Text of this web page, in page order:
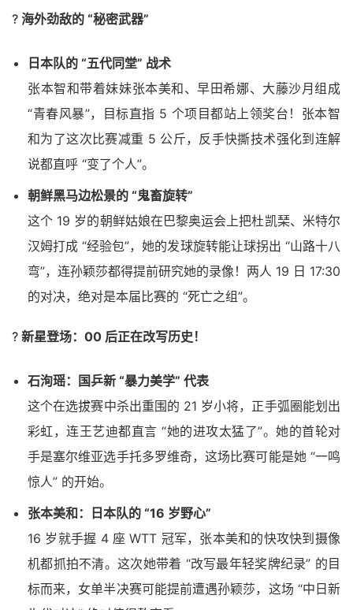
? 海外劲敌的 “秘密武器”
日本队的 “五代同堂” 战术
张本智和带着妹妹张本美和、早田希娜、大藤沙月组成
“青春风暴”，目标直指 5 个项目都站上领奖台！张本智
和为了这次比赛减重 5 公斤，反手快撕技术强化到连解
说都直呼 “变了个人”。
朝鲜黑马边松景的 “鬼畜旋转”
这个 19 岁的朝鲜姑娘在巴黎奥运会上把杜凯琹、米特尔
汉姆打成 “经验包”，她的发球旋转能让球拐出 “山路十八
弯”，连孙颖莎都得提前研究她的录像！两人 19 日 17:30
的对决，绝对是本届比赛的 “死亡之组”。
? 新星登场：00 后正在改写历史！
石洵瑶：国乒新 “暴力美学” 代表
这个在选拔赛中杀出重围的 21 岁小将，正手弧圈能划出
彩虹，连王艺迪都直言 “她的进攻太猛了”。她的首轮对
手是塞尔维亚选手托多罗维奇，这场比赛可能是她 “一鸣
惊人” 的开始。
张本美和：日本队的 “16 岁野心”
16 岁就手握 4 座 WTT 冠军，张本美和的快攻快到摄像
机都抓拍不清。这次她带着 “改写最年轻奖牌纪录” 的目
标而来，女单半决赛可能提前遭遇孙颖莎，这场 “中日新